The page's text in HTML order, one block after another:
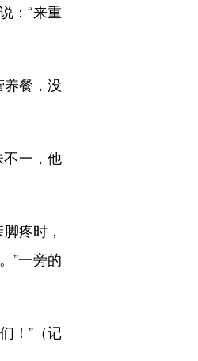
：“来重
餐，没
一，他
疼时，
”一旁的
！”（记